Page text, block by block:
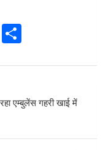
ar
e
एम्बुलेंस गहरी खाई में